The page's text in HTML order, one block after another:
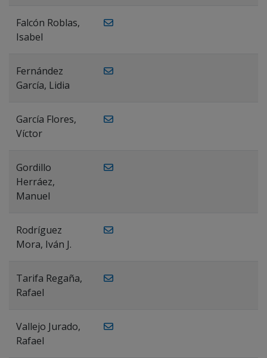
Falcón Roblas,
Isabel
Fernández
García, Lidia
García Flores,
Víctor
Gordillo
Herráez,
Manuel
Rodríguez
Mora, Iván J.
Tarifa Regaña,
Rafael
Vallejo Jurado,
Rafael